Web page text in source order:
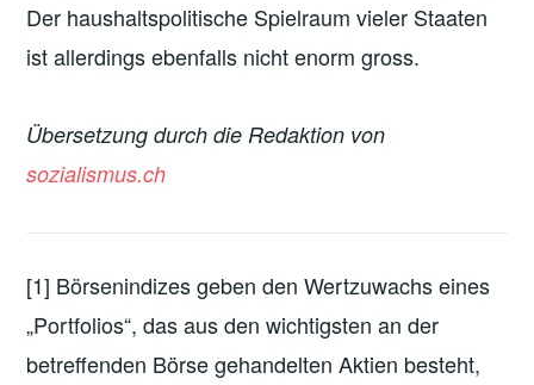
Der haushaltspolitische Spielraum vieler Staaten
ist allerdings ebenfalls nicht enorm gross.
Übersetzung durch die Redaktion von
sozialismus.ch
[1] Börsenindizes geben den Wertzuwachs eines
„Portfolios“, das aus den wichtigsten an der
betreffenden Börse gehandelten Aktien besteht,